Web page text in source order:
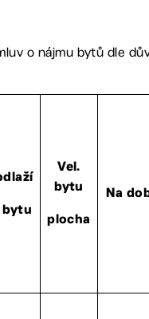
o nájmu bytů dle
bytu
Vel.
bytu
plocha
Na